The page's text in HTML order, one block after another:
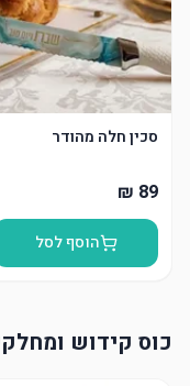
סכין חלה מהודר
הוסף לסל
כוס קידוש